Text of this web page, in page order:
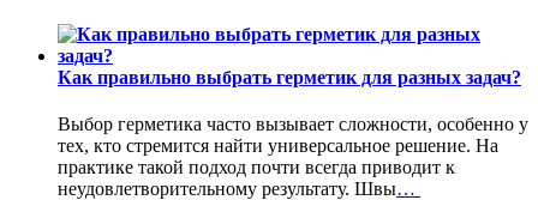
Как правильно выбрать герметик для разных задач?
Выбор герметика часто вызывает сложности, особенно у
тех, кто стремится найти универсальное решение. На
практике такой подход почти всегда приводит к
неудовлетворительному результату. Швы…